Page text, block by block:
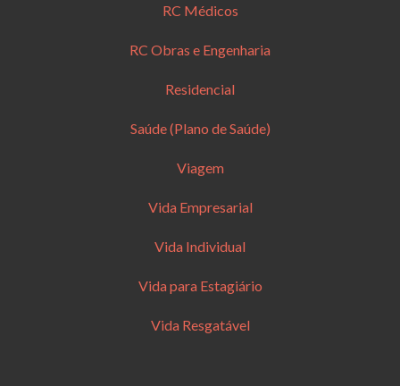
RC Médicos
RC Obras e Engenharia
Residencial
Saúde (Plano de Saúde)
Viagem
Vida Empresarial
Vida Individual
Vida para Estagiário
Vida Resgatável